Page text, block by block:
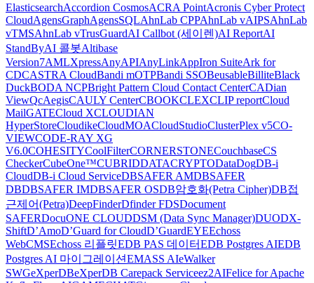
ElasticsearchAccordion CosmosACRA PointAcronis Cyber Protect
CloudAgensGraphAgensSQLAhnLab CPPAhnLab vAIPSAhnLab
vTMSAhnLab vTrusGuardAI Callbot (세이렌)AI ReportAI
StandByAI 콜봇Altibase
Version7AMLXpressAnyAPIAnyLinkAppIron SuiteArk for
CDCASTRA CloudBandi mOTPBandi SSOBeusableBilliteBlack
DuckBODA NCPBright Pattern Cloud Contact CenterCADian
ViewQcAegisCAULY CenterCBOOKCLEXCLIP reportCloud
MailGATECloud XCLOUDIAN
HyperStoreCloudikeCloudMOACloudStudioClusterPlex v5CO-
VIEWCODE-RAY XG
V6.0COHESITYCoolFilterCORNERSTONECouchbaseCS
CheckerCubeOne™CUBRIDDATACRYPTODataDogDB-i
CloudDB-i Cloud ServiceDBSAFER AMDBSAFER
DBDBSAFER IMDBSAFER OSDB암호화(Petra Cipher)DB접
근제어(Petra)DeepFinderDfinder FDSDocument
SAFERDocuONE CLOUDDSM (Data Sync Manager)DUODX-
ShiftD’AmoD’Guard for CloudD’GuardEYEEchoss
WebCMSEchoss 리플릿EDB PAS 데이터EDB Postgres AIEDB
Postgres AI 마이그레이션EMASS AIeWalker
SWGeXperDBeXperDB Carepack Serviceez2AIFelice for Apache